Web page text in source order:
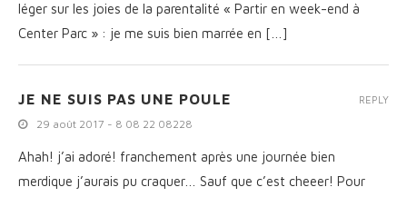
léger sur les joies de la parentalité « Partir en week-end à
Center Parc » : je me suis bien marrée en […]
JE NE SUIS PAS UNE POULE
29 août 2017 - 8 08 22 08228
Ahah! j’ai adoré! franchement après une journée bien
merdique j’aurais pu craquer… Sauf que c’est cheeer! Pour
REPLY